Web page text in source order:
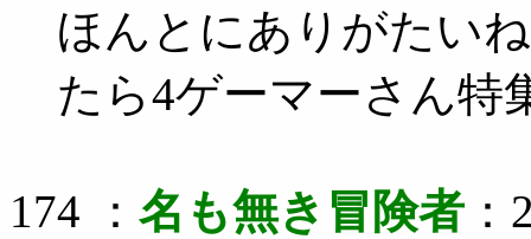
ほんとにありがたい
たら4ゲーマーさん特
174 ： 名も無き冒険者